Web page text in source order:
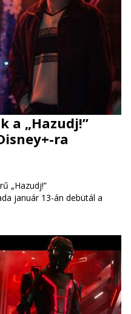
a „Hazudj!”
ra
„Hazudj!”
január 13-án debütál a